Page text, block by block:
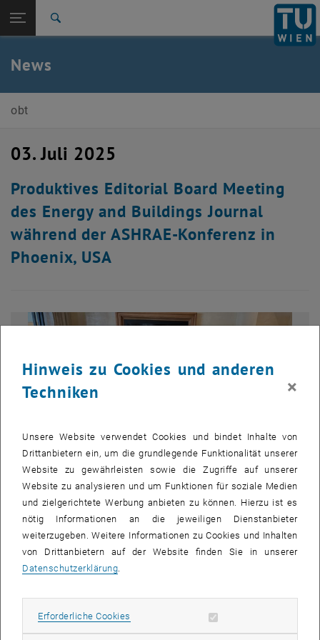
TU Login
Zurück zur letzten Ebene:
Ökologische Bautechnologien
News
News
obt
03. Juli 2025
Produktives Editorial Board Meeting
des Energy and Buildings Journal
während der ASHRAE-Konferenz in
Phoenix, USA
Bild
Mitglieder des Editorial Boards: Von rechts nach links: Azra Korjenic
Publisher), Tianzhen Hong (Lawrence Berkeley…
Hinweis zu Cookies und anderen
Techniken
×
Unsere Website verwendet Cookies und bindet Inhalte von
Drittanbietern ein, um die grundlegende Funktionalität unserer
Website zu gewährleisten sowie die Zugriffe auf unserer
Website zu analysieren und um Funktionen für soziale Medien
und zielgerichtete Werbung anbieten zu können. Hierzu ist es
nötig Informationen an die jeweiligen Dienstanbieter
weiterzugeben. Weitere Informationen zu Cookies und Inhalten
von Drittanbietern auf der Website finden Sie in unserer
Datenschutzerklärung.
Erforderliche Cookies Erforderliche Cookies zulassen